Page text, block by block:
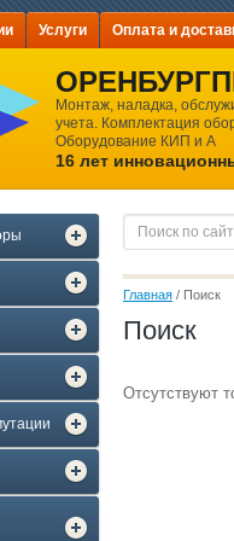
Услуги Оплата и
Монтаж, наладка,
учета. Комплектация
Оборудование КИП и А
16 лет
Главная / Поиск
Поиск
Отсутствуют